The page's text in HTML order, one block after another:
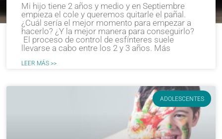
Mi hijo tiene 2 años y medio y en Septiembre
empieza el cole y queremos quitarle el pañal.
¿Cuál sería el mejor momento para empezar a
hacerlo? ¿Y la mejor manera para conseguirlo?
El proceso de control de esfínteres suele
llevarse a cabo entre los 2 y 3 años. Más
LEER MÁS >>
ADOLESCENTES